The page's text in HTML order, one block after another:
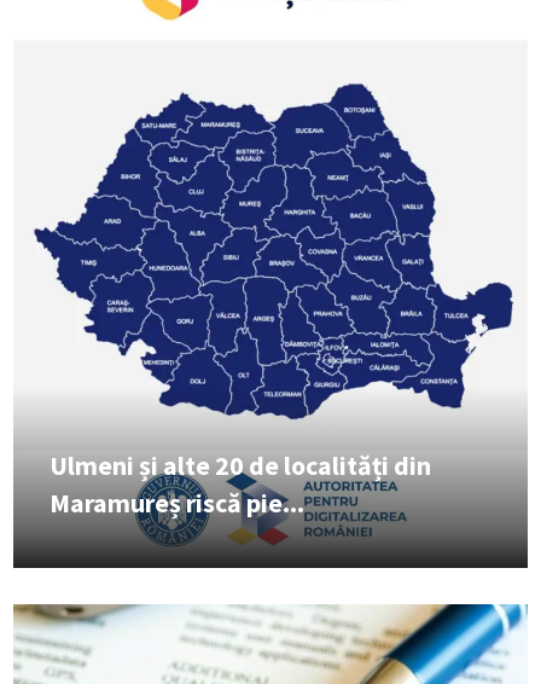
Ulmeni și alte 20 de localități din
Maramureș riscă pie...